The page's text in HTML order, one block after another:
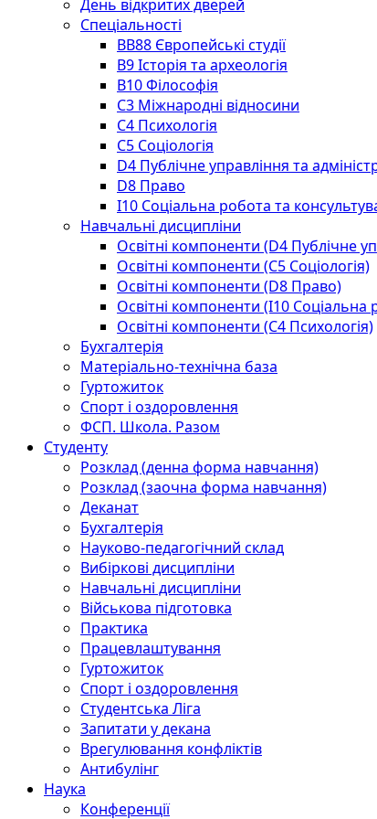
День відкритих дверей
Спеціальності
BВ88 Європейські студії
B9 Історія та археологія
B10 Філософія
C3 Міжнародні відносини
C4 Психологія
С5 Соціологія
D4 Публічне управління та
D8 Право
I10 Соціальна робота та
Навчальні дисципліни
Освітні компоненти (D4 Публічне
Освітні компоненти (С5 Соціологія)
Освітні компоненти (D8 Право)
Освітні компоненти (I10 Соціальна
Освітні компоненти (С4 Психологія)
Бухгалтерія
Матеріально-технічна база
Гуртожиток
Спорт і оздоровлення
ФСП. Школа. Разом
Студенту
Розклад (денна форма навчання)
Розклад (заочна форма навчання)
Деканат
Бухгалтерія
Науково-педагогічний склад
Вибіркові дисципліни
Навчальні дисципліни
Військова підготовка
Практика
Працевлаштування
Гуртожиток
Спорт і оздоровлення
Студентська Ліга
Запитати у декана
Врегулювання конфліктів
Антибулінг
Наука
Конференції